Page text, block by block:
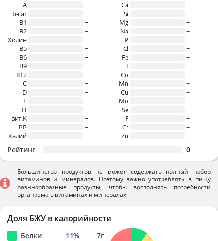
A
~
b-car
~
В1
~
B2
~
Холин
~
B5
~
B6
~
B9
~
B12
~
C
~
D
~
E
~
H
~
вит.К
~
PP
~
Калий
~
Ca
~
Si
~
Mg
~
Na
~
P
~
Cl
~
Fe
~
I
~
Co
~
Mn
~
Cu
~
Mo
~
Se
~
F
~
Cr
~
Zn
~
Рейтинг 0
Большинство продуктов не может содержать полный набор
витаминов и минералов. Поэтому важно употреблять в пищу
разннообразные продукты, чтобы восполнять потребности
организма в витаминах и минералах.
Доля БЖУ в калорийности
Белки 11% 7г